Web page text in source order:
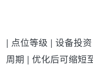
| 点位等级 | 设备投
周期 | 优化后可缩短